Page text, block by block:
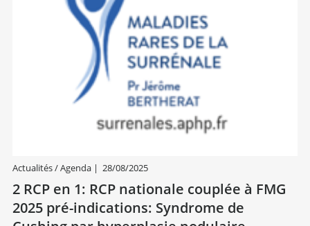
Actualités / Agenda| 28/08/2025
2 RCP en 1: RCP nationale couplée à FMG
2025 pré-indications: Syndrome de